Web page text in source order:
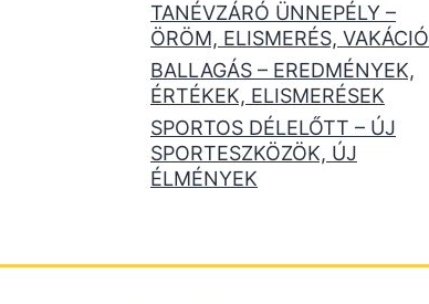
TANÉVZÁRÓ ÜNNEPÉLY –
ÖRÖM, ELISMERÉS, VAKÁCIÓ
BALLAGÁS – EREDMÉNYEK,
ÉRTÉKEK, ELISMERÉSEK
SPORTOS DÉLELŐTT – ÚJ
SPORTESZKÖZÖK, ÚJ
ÉLMÉNYEK